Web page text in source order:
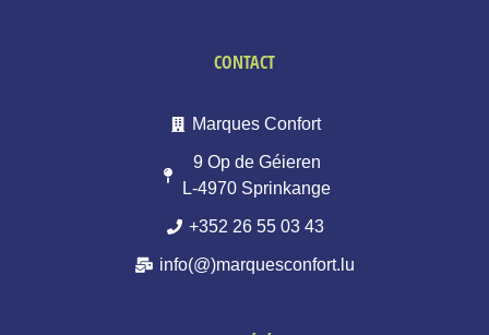
CONTACT
Marques Confort
9 Op de Géieren
L-4970 Sprinkange
+352 26 55 03 43
info(@)marquesconfort.lu